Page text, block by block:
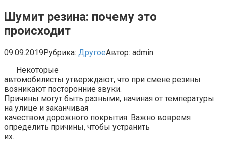
Шумит резина: почему это
происходит
09.09.2019Рубрика: ДругоеАвтор: admin
Некоторые
автомобилисты утверждают, что при смене резины
возникают посторонние звуки.
Причины могут быть разными, начиная от температуры
на улице и заканчивая
качеством дорожного покрытия. Важно вовремя
определить причины, чтобы устранить
их.